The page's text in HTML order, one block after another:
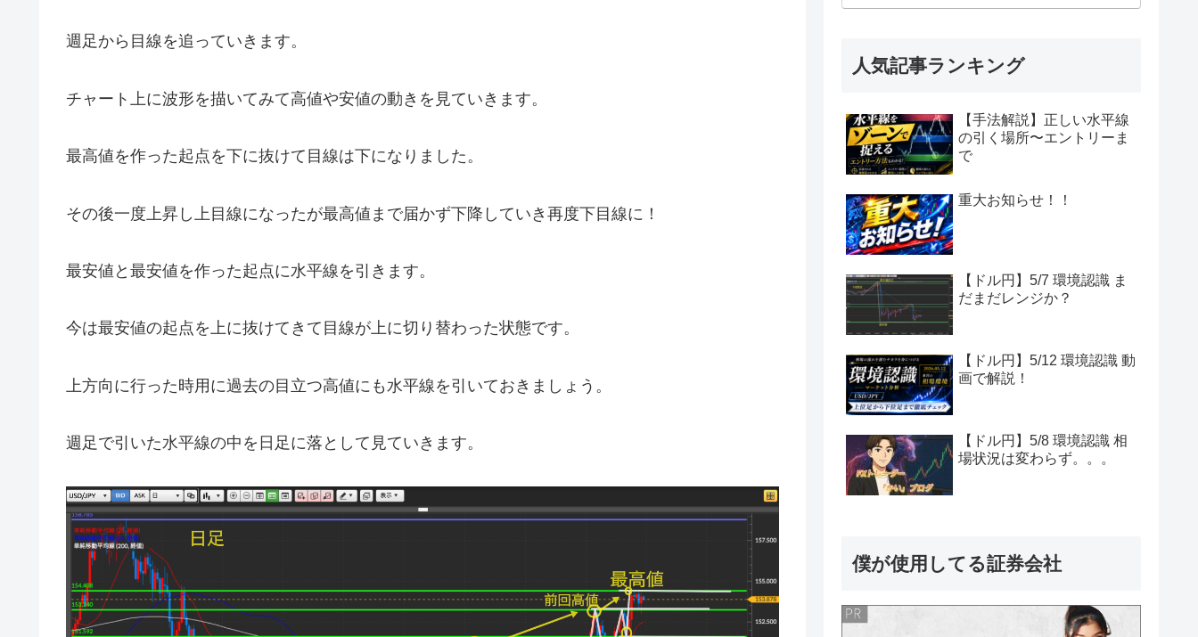
週足から目線を追っていきます。
チャート上に波形を描いてみて高値や安値の動きを見ていきます。
最高値を作った起点を下に抜けて目線は下になりました。
その後一度上昇し上目線になったが最高値まで届かず下降していき再度下目線に！
最安値と最安値を作った起点に水平線を引きます。
今は最安値の起点を上に抜けてきて目線が上に切り替わった状態です。
上方向に行った時用に過去の目立つ高値にも水平線を引いておきましょう。
週足で引いた水平線の中を日足に落として見ていきます。
レードを客観的に見てみたいの
幸いです。ブログ:https:/...
人気記事ランキング
【手法解説】正しい水平線
の引く場所〜エントリーま
で
重大お知らせ！！
【ドル円】5/7 環境認識 ま
だまだレンジか？
【ドル円】5/12 環境認識 動
画で解説！
【ドル円】5/8 環境認識 相
場状況は変わらず。。。
僕が使用してる証券会社